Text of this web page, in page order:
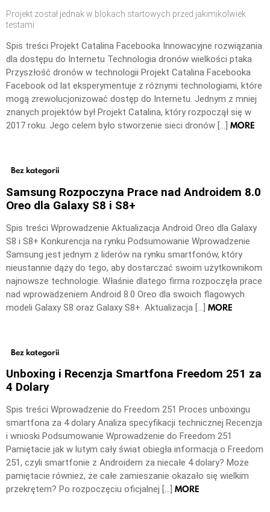
Projekt został jednak w blokach startowych przed jakimikolwiek
testami
Spis treści Projekt Catalina Facebooka Innowacyjne rozwiązania
dla dostępu do Internetu Technologia dronów wielkości ptaka
Przyszłość dronów w technologii Projekt Catalina Facebooka
Facebook od lat eksperymentuje z różnymi technologiami, które
mogą zrewolucjonizować dostęp do Internetu. Jednym z mniej
znanych projektów był Projekt Catalina, który rozpoczął się w
2017 roku. Jego celem było stworzenie sieci dronów […] MORE
Bez kategorii
Samsung Rozpoczyna Prace nad Androidem 8.0
Oreo dla Galaxy S8 i S8+
Spis treści Wprowadzenie Aktualizacja Android Oreo dla Galaxy
S8 i S8+ Konkurencja na rynku Podsumowanie Wprowadzenie
Samsung jest jednym z liderów na rynku smartfonów, który
nieustannie dąży do tego, aby dostarczać swoim użytkownikom
najnowsze technologie. Właśnie dlatego firma rozpoczęła prace
nad wprowadzeniem Android 8.0 Oreo dla swoich flagowych
modeli Galaxy S8 oraz Galaxy S8+. Aktualizacja […] MORE
Bez kategorii
Unboxing i Recenzja Smartfona Freedom 251 za
4 Dolary
Spis treści Wprowadzenie do Freedom 251 Proces unboxingu
smartfona za 4 dolary Analiza specyfikacji technicznej Recenzja
i wnioski Podsumowanie Wprowadzenie do Freedom 251
Pamiętacie jak w lutym cały świat obiegła informacja o Freedom
251, czyli smartfonie z Androidem za niecałe 4 dolary? Może
pamiętacie również, że całe zamieszanie okazało się wielkim
przekrętem? Po rozpoczęciu oficjalnej […] MORE